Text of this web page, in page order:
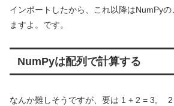
インポートしたから、これ以降はNumPy
ますよ。です。
NumPyは配列で計算する
なんか難しそうですが、要は 1 + 2 = 3,